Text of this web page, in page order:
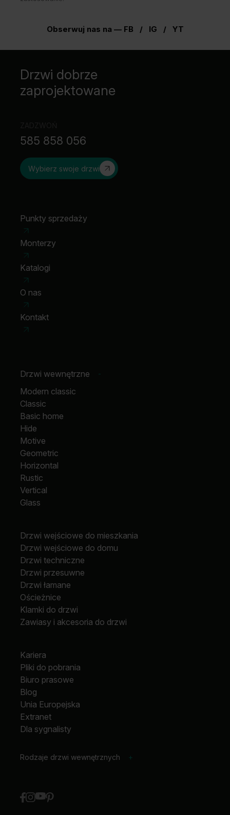
Obserwuj nas na — FB / IG / YT
Drzwi dobrze
zaprojektowane
585 858 056
Wybierz swoje drzwi
Punkty sprzedaży
Monterzy
Katalogi
O nas
Kontakt
Drzwi wewnętrzne -
Modern classic
Classic
Basic home
Hide
Motive
Geometric
Horizontal
Rustic
Vertical
Glass
Drzwi wejściowe do mieszkania
Drzwi wejściowe do domu
Drzwi techniczne
Drzwi przesuwne
Drzwi łamane
Ościeżnice
Klamki do drzwi
Zawiasy i akcesoria do drzwi
Kariera
Pliki do pobrania
Biuro prasowe
Blog
Unia Europejska
Extranet
Dla sygnalisty
Rodzaje drzwi wewnętrznych +